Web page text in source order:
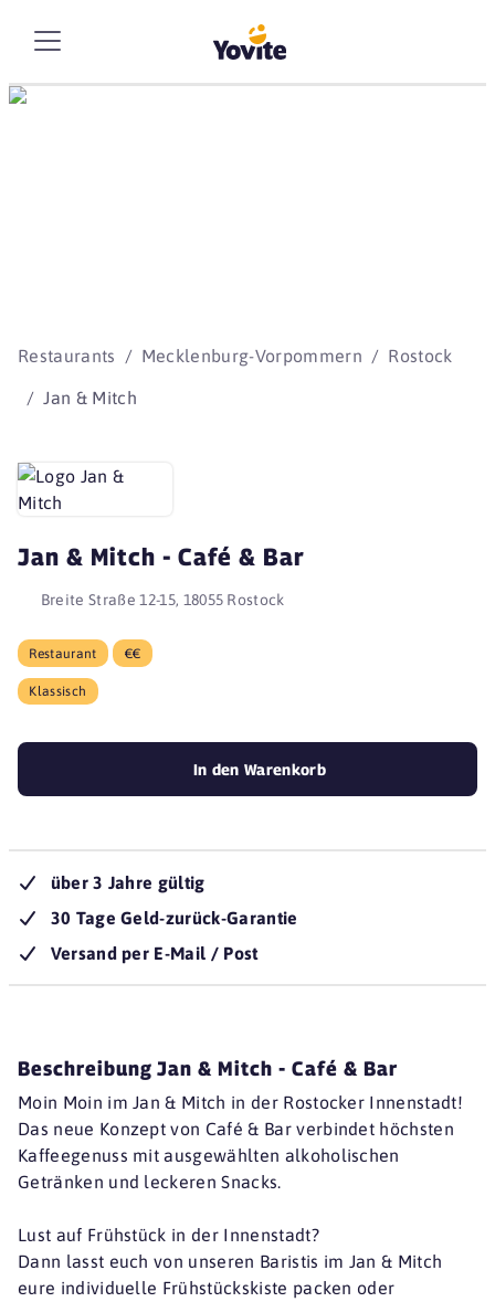
Restaurants Mecklenburg-Vorpommern Rostock
Jan & Mitch
Jan & Mitch - Café & Bar
Breite Straße 12-15, 18055 Rostock
Restaurant €€
Klassisch
In den Warenkorb
über 3 Jahre gültig
30 Tage Geld-zurück-Garantie
Versand per E-Mail / Post
Beschreibung Jan & Mitch - Café & Bar
Moin Moin im Jan & Mitch in der Rostocker Innenstadt!
Das neue Konzept von Café & Bar verbindet höchsten
Kaffeegenuss mit ausgewählten alkoholischen
Getränken und leckeren Snacks.
Lust auf Frühstück in der Innenstadt?
Dann lasst euch von unseren Baristis im Jan & Mitch
eure individuelle Frühstückskiste packen oder